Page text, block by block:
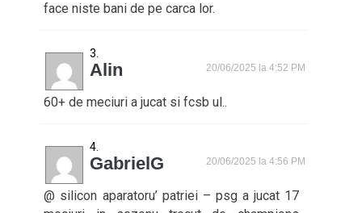
face niste bani de pe carca lor.
Alin 20/06/2025 la 4:52 PM
60+ de meciuri a jucat si fcsb ul..
GabrielG 20/06/2025 la 4:56 PM
@ silicon aparatoru’ patriei – psg a jucat 17